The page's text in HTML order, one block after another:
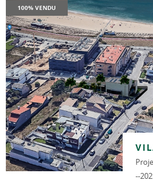
100% VENDU
--